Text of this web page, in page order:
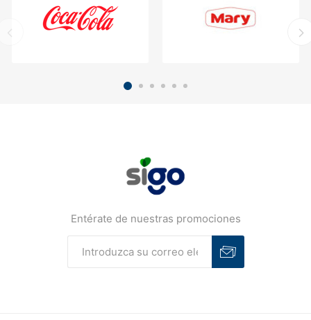
Entérate de nuestras promociones